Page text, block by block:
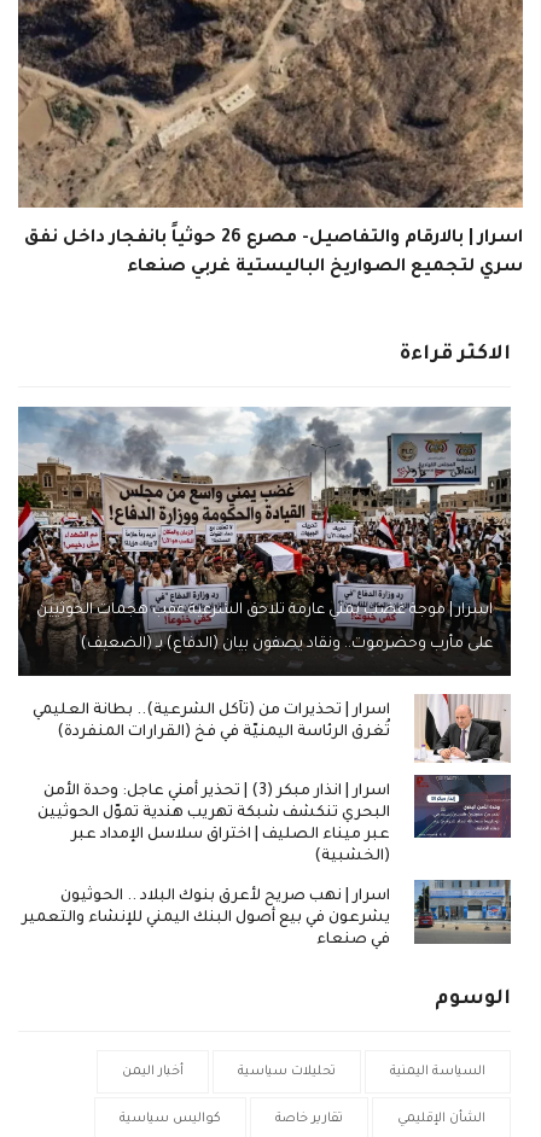
اسرار | بالارقام والتفاصيل- مصرع 26 حوثياً بانفجار داخل نفق
سري لتجميع الصواريخ الباليستية غربي صنعاء
الاكثر قراءة
اسرار | موجة غضب يمني عارمة تلاحق الشرعية عقب هجمات الحوثيين
على مأرب وحضرموت.. ونقاد يصفون بيان (الدفاع) بـ (الضعيف)
اسرار | تحذيرات من (تآكل الشرعية).. بطانة العليمي
تُغرق الرئاسة اليمنيّة في فخ (القرارات المنفردة)
اسرار | انذار مبكر (3) | تحذير أمني عاجل: وحدة الأمن
البحري تنكشف شبكة تهريب هندية تموّل الحوثيين
عبر ميناء الصليف | اختراق سلاسل الإمداد عبر
(الخشبية)
اسرار | نهب صريح لأعرق بنوك البلاد .. الحوثيون
يشرعون في بيع أصول البنك اليمني للإنشاء والتعمير
في صنعاء
الوسوم
السياسة اليمنية تحليلات سياسية أخبار اليمن
الشأن الإقليمي تقارير خاصة كواليس سياسية